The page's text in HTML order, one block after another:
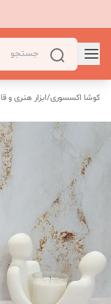
کوشا اکسسوری/ابزار هنری و